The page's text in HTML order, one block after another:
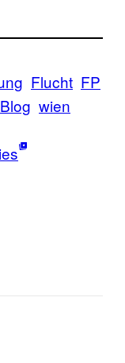
Flucht FP
wien